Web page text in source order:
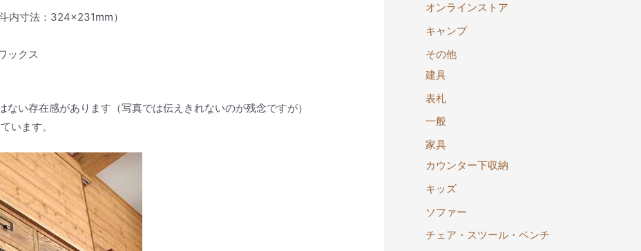
内寸法：324×231mm）
ックス
い存在感があります（写真では伝えきれないのが残念ですが）
います。
オンラインストア
キャンプ
その他
建具
表札
一般
家具
カウンター下収納
キッズ
ソファー
チェア・スツール・ベンチ